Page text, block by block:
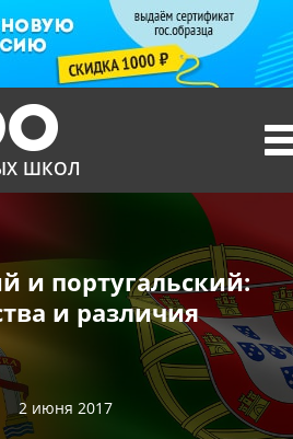
ШКОЛ
и португальский:
и различия
2 июня 2017